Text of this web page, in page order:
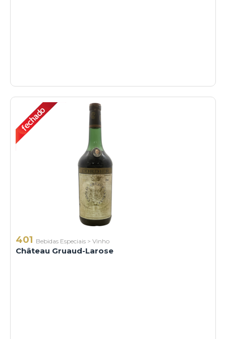
401 Bebidas Especiais > Vinho
Château Gruaud-Larose